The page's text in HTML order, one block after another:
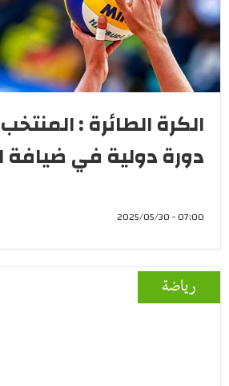
الكرة الطائرة :
دورة دولية في ضيافة
07:00 - 2025/05/30
رياضة